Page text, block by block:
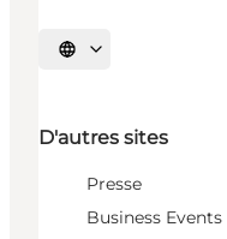
Choisissez la langue
D'autres sites
Presse
Business Events